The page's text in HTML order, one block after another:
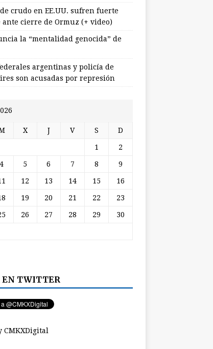
crudo en EE.UU. sufren fuerte
ante cierre de Ormuz (+ video)
la “mentalidad genocida” de
argentinas y policía de
son acusadas por represión
X J V S D
1 2
4 5 6 7 8 9
12 13 14 15 16
19 20 21 22 23
26 27 28 29 30
EN TWITTER
CMKXDigital